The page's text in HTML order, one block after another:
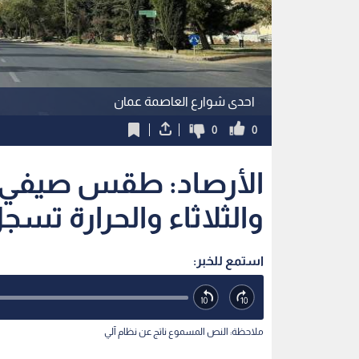
احدى شوارع العاصمة عمان
0
0
الأرصاد: طقس صيفي
والثلاثاء والحرارة تسجل 32
استمع للخبر:
ملاحظة: النص المسموع ناتج عن نظام آلي